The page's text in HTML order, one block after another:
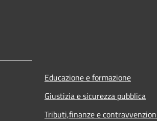
Educazione e formazione
Giustizia e sicurezza pubblica
Tributi,finanze e